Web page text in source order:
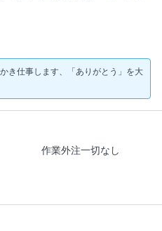
き仕事します、「ありがとう」を大
作業外注一切なし